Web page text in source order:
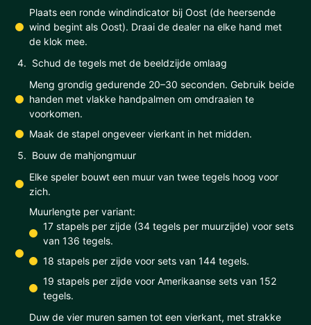
Plaats een ronde windindicator bij Oost (de heersende
wind begint als Oost). Draai de dealer na elke hand met
de klok mee.
Schud de tegels met de beeldzijde omlaag
Meng grondig gedurende 20–30 seconden. Gebruik beide
handen met vlakke handpalmen om omdraaien te
voorkomen.
Maak de stapel ongeveer vierkant in het midden.
Bouw de mahjongmuur
Elke speler bouwt een muur van twee tegels hoog voor
zich.
Muurlengte per variant:
17 stapels per zijde (34 tegels per muurzijde) voor sets
van 136 tegels.
18 stapels per zijde voor sets van 144 tegels.
19 stapels per zijde voor Amerikaanse sets van 152
tegels.
Duw de vier muren samen tot een vierkant, met strakke